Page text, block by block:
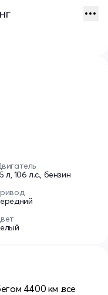
л, 106 л.с., бензин
4400 км .все